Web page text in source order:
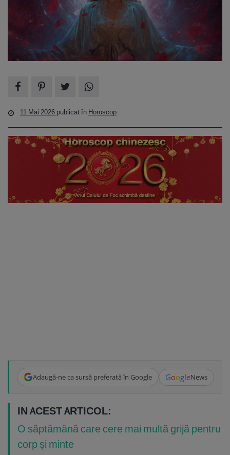
11 Mai 2026 publicat în Horoscop
Adaugă-ne ca sursă preferată în Google GoogleNews
IN ACEST ARTICOL:
O săptămână care cere mai multă grijă pentru
corp și minte